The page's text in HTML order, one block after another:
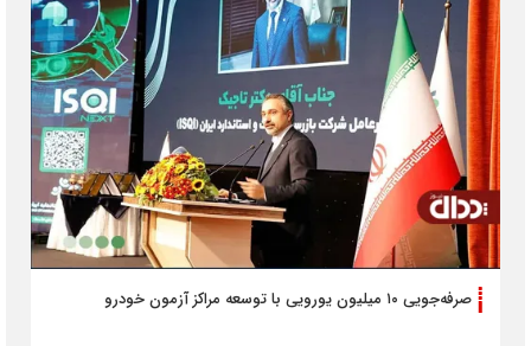
صرفه‌جویی ۱۰ میلیون یورویی با توسعه مراکز آزمون خودرو